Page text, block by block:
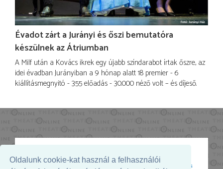
Oldalunk cookie-kat használ a felhasználói
Évadot zárt a Jurányi és őszi bemutatóra
készülnek az Átriumban
A Milf után a Kovács ikrek egy újabb színdarabot írtak őszre, az
idei évadban Jurányiban a 9 hónap alatt 18 premier - 6
kiállításmegnyitó - 355 előadás - 30.000 néző volt – és díjeső.
Az oldal megjelenését támogatja: